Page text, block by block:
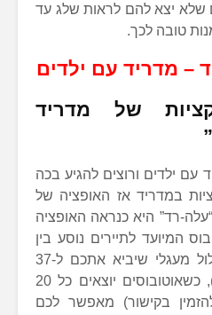
שלא יצא להם לראות שלג עד
טובה לכך.
– מדריד עם ילדים
של מדריד
ילדים ורוצים להגיע בכה
במדריד אז האופציה של
רד” היא כנראה האופציה
המיועד לתיירים נוסע בין
אטרקציות במדריד במסלול מעגלי שיביא אתכם ל-37
יעדים (37 תחנות עצירה), כשאוטובוסים יוצאים כל 20
בקישור) מאפשר לכם